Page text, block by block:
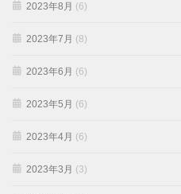
2023年8月 (6)
2023年7月 (8)
2023年6月 (6)
2023年5月 (6)
2023年4月 (6)
2023年3月 (3)